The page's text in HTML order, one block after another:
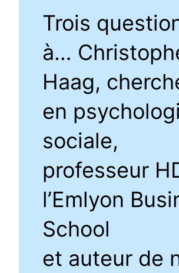
Trois
à…
Haag,
en
sociale,
professeur
l’Emlyon
School
et auteur de